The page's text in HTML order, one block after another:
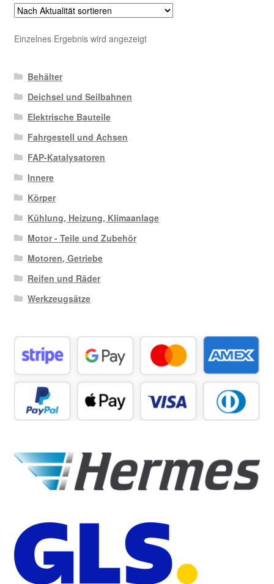
Einzelnes Ergebnis wird angezeigt
Behälter
Deichsel und Seilbahnen
Elektrische Bauteile
Fahrgestell und Achsen
FAP-Katalysatoren
Innere
Körper
Kühlung, Heizung, Klimaanlage
Motor - Teile und Zubehör
Motoren, Getriebe
Reifen und Räder
Werkzeugsätze